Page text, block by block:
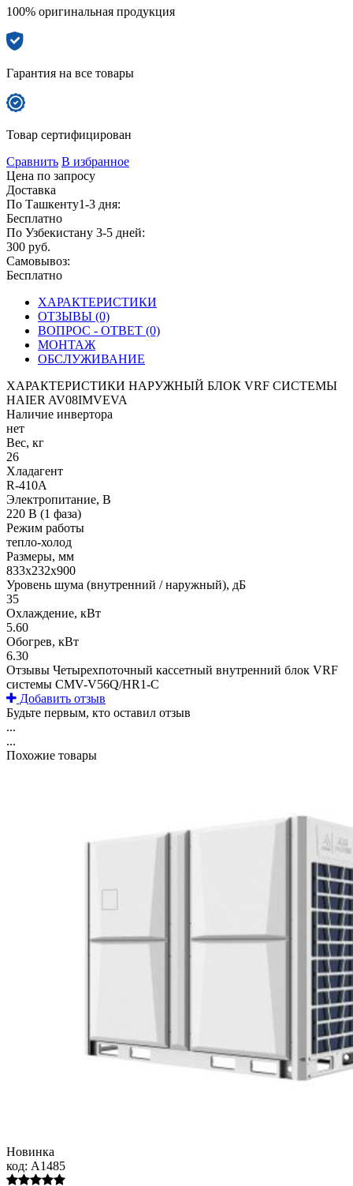
100% оригинальная продукция
Гарантия на все товары
Товар сертифицирован
Сравнить В избранное
Цена по запросу
Доставка
По Ташкенту1-3 дня:
Бесплатно
По Узбекистану 3-5 дней:
300 руб.
Самовывоз:
Бесплатно
ХАРАКТЕРИСТИКИ
ОТЗЫВЫ (0)
ВОПРОС - ОТВЕТ (0)
МОНТАЖ
ОБСЛУЖИВАНИЕ
ХАРАКТЕРИСТИКИ НАРУЖНЫЙ БЛОК VRF СИСТЕМЫ
HAIER AV08IMVEVA
Наличие инвертора
нет
Вес, кг
26
Хладагент
R-410A
Электропитание, В
220 В (1 фаза)
Режим работы
тепло-холод
Размеры, мм
833х232х900
Уровень шума (внутренний / наружный), дБ
35
Охлаждение, кВт
5.60
Обогрев, кВт
6.30
Отзывы Четырехпоточный кассетный внутренний блок VRF
системы CMV-V56Q/HR1-C
Добавить отзыв
Будьте первым, кто оставил отзыв
...
...
Похожие товары
Новинка
код: A1485